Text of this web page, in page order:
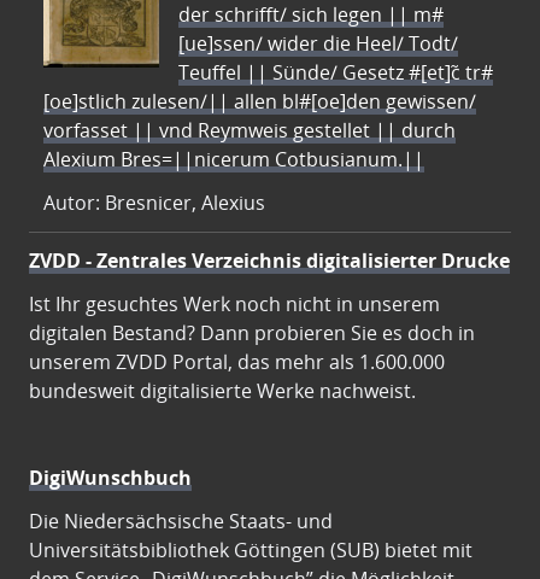
der schrifft/ sich legen || m#
[ue]ssen/ wider die Heel/ Todt/
Teuffel || Sünde/ Gesetz #[et]c̃ tr#
[oe]stlich zulesen/|| allen bl#[oe]den gewissen/
vorfasset || vnd Reymweis gestellet || durch
Alexium Bres=||nicerum Cotbusianum.||
Autor: Bresnicer, Alexius
ZVDD - Zentrales Verzeichnis digitalisierter Drucke
Ist Ihr gesuchtes Werk noch nicht in unserem
digitalen Bestand? Dann probieren Sie es doch in
unserem ZVDD Portal, das mehr als 1.600.000
bundesweit digitalisierte Werke nachweist.
DigiWunschbuch
Die Niedersächsische Staats- und
Universitätsbibliothek Göttingen (SUB) bietet mit